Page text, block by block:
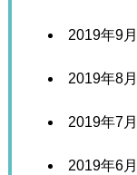
2019年9月
2019年8月
2019年7月
2019年6月